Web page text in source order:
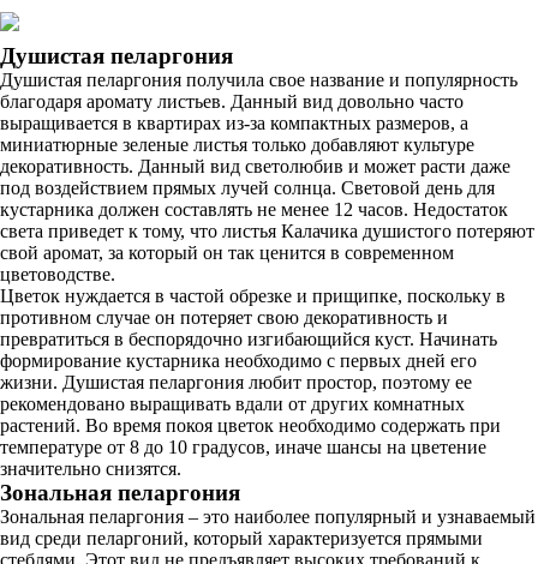
Душистая пеларгония
Душистая пеларгония получила свое название и популярность
благодаря аромату листьев. Данный вид довольно часто
выращивается в квартирах из-за компактных размеров, а
миниатюрные зеленые листья только добавляют культуре
декоративность. Данный вид светолюбив и может расти даже
под воздействием прямых лучей солнца. Световой день для
кустарника должен составлять не менее 12 часов. Недостаток
света приведет к тому, что листья Калачика душистого потеряют
свой аромат, за который он так ценится в современном
цветоводстве.
Цветок нуждается в частой обрезке и прищипке, поскольку в
противном случае он потеряет свою декоративность и
превратиться в беспорядочно изгибающийся куст. Начинать
формирование кустарника необходимо с первых дней его
жизни. Душистая пеларгония любит простор, поэтому ее
рекомендовано выращивать вдали от других комнатных
растений. Во время покоя цветок необходимо содержать при
температуре от 8 до 10 градусов, иначе шансы на цветение
значительно снизятся.
Зональная пеларгония
Зональная пеларгония – это наиболее популярный и узнаваемый
вид среди пеларгоний, который характеризуется прямыми
стеблями. Этот вид не предъявляет высоких требований к